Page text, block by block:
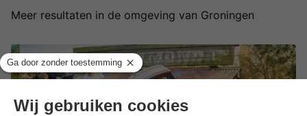
Meer resultaten in de omgeving van Groningen